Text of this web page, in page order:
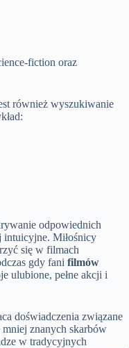
fiction oraz
również wyszukiwanie
odpowiednich
intuicyjne. Miłośnicy
się w filmach
gdy fani filmów
ulubione, pełne akcji i
doświadczenia związane
znanych skarbów
w tradycyjnych